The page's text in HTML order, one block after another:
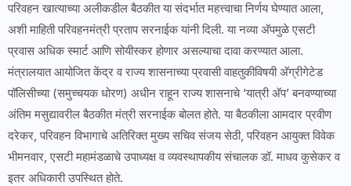
परिवहन खात्याच्या अलीकडील बैठकीत या संदर्भात महत्त्वाचा निर्णय घेण्यात आला,
अशी माहिती परिवहनमंत्री प्रताप सरनाईक यांनी दिली. या नव्या अ‍ॅपमुळे एसटी
प्रवास अधिक स्मार्ट आणि सोयीस्कर होणार असल्याचा दावा करण्यात आला.
मंत्रालयात आयोजित केंद्र व राज्य शासनाच्या प्रवासी वाहतुकीविषयी अ‍ॅग्रीगेटेड
पॉलिसीच्या (समुच्चयक धोरण) अधीन राहून राज्य शासनाचे ‘यात्री अ‍ॅप’ बनवण्याच्या
अंतिम मसुद्यावरील बैठकीत मंत्री सरनाईक बोलत होते. या बैठकीला आमदार प्रवीण
दरेकर, परिवहन विभागाचे अतिरिक्त मुख्य सचिव संजय सेठी, परिवहन आयुक्त विवेक
भीमनवार, एसटी महामंडळाचे उपाध्यक्ष व व्यवस्थापकीय संचालक डॉ. माधव कुसेकर व
इतर अधिकारी उपस्थित होते.